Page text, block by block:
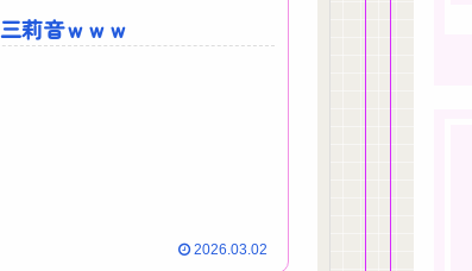
莉音ｗｗｗ
2026.03.02